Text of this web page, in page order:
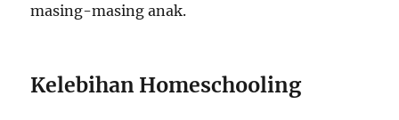
masing-masing anak.
Kelebihan Homeschooling